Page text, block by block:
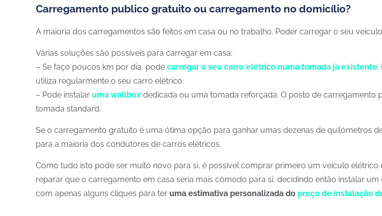
Carregamento publico gratuito ou carregamento no domicílio?
A maioria dos carregamentos são feitos em casa ou no trabalho. Poder carregar o seu
Várias soluções são possíveis para carregar em casa:
– Se faço poucos km por dia, pode carregar o seu carro elétrico numa tomada já existente.
utiliza regularmente o seu carro elétrico.
– Pode instalar uma wallbox dedicada ou uma tomada reforçada. O posto de carregamento
tomada standard.
Se o carregamento gratuito é uma ótima opção para ganhar umas dezenas de quilómetros
para a maioria dos condutores de carros elétricos.
Como tudo isto pode ser muito novo para si, é possível comprar primeiro um veículo
reparar que o carregamento em casa seria mais cómodo para si, decidindo então instalar
com apenas alguns cliques para ter uma estimativa personalizada do preço de instalação